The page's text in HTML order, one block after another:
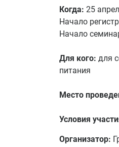
Когда: 25
Начало
Начало
Для кого: для
питания
Место
Условия
Организатор: